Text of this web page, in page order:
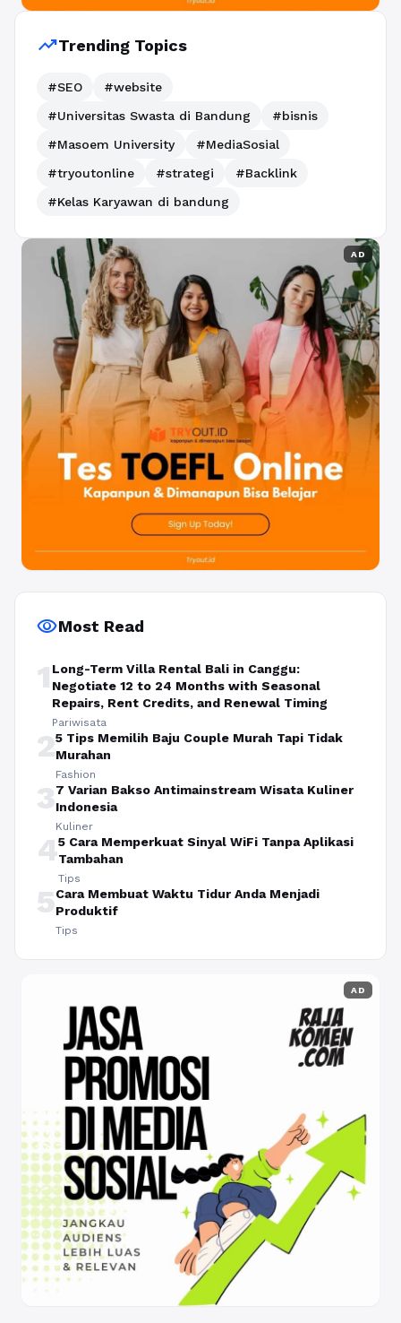
trending_upTrending Topics
#SEO
#website
#Universitas Swasta di Bandung
#bisnis
#Masoem University
#MediaSosial
#tryoutonline
#strategi
#Backlink
#Kelas Karyawan di bandung
AD
visibilityMost Read
1 Long-Term Villa Rental Bali in Canggu:
Negotiate 12 to 24 Months with Seasonal
Repairs, Rent Credits, and Renewal Timing
Pariwisata
25 Tips Memilih Baju Couple Murah Tapi Tidak
Murahan
Fashion
37 Varian Bakso Antimainstream Wisata Kuliner
Indonesia
Kuliner
45 Cara Memperkuat Sinyal WiFi Tanpa Aplikasi
Tambahan
Tips
5Cara Membuat Waktu Tidur Anda Menjadi
Produktif
Tips
AD